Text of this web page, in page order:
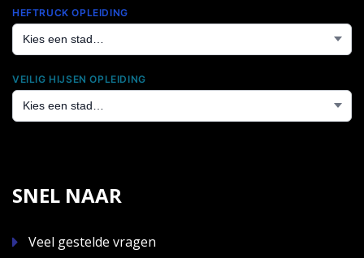
HEFTRUCK OPLEIDING
VEILIG HIJSEN OPLEIDING
SNEL NAAR
Veel gestelde vragen